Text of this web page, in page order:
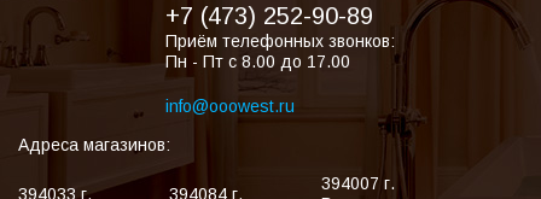
+7 (473) 252-90-89
Приём телефонных звонков:
Пн - Пт с 8.00 до 17.00
info@ooowest.ru
Адреса магазинов:
394033 г. 394084 г.
394007 г.